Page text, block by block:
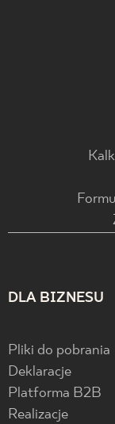
DLA BIZNESU
Pliki do pobrania
Deklaracje
Platforma B2B
Realizacje